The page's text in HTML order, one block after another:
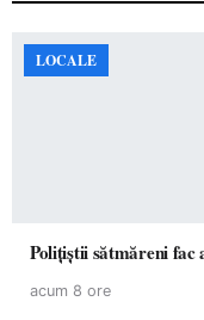
LOCALE
acum 8 ore